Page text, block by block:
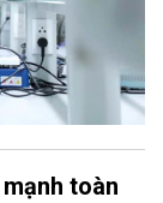
toàn